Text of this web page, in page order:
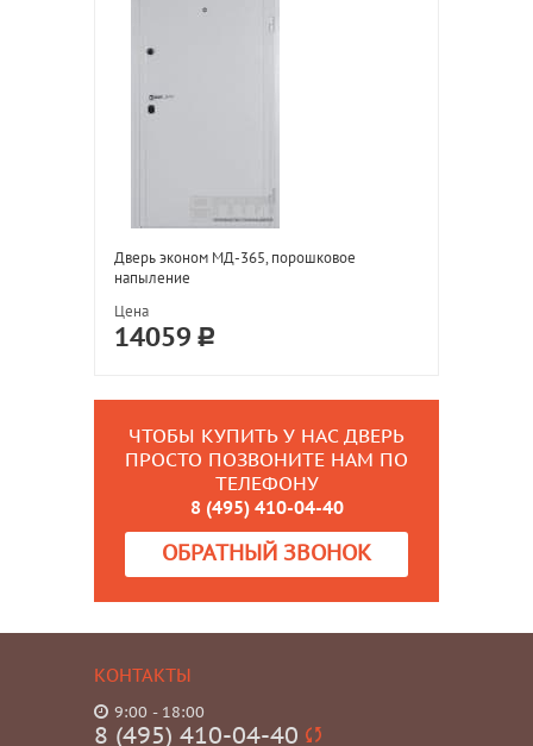
Дверь эконом МД-365, порошковое
напыление
Цена
14059
ЧТОБЫ КУПИТЬ У НАС ДВЕРЬ
ПРОСТО ПОЗВОНИТЕ НАМ ПО
ТЕЛЕФОНУ
8 (495) 410-04-40
ОБРАТНЫЙ ЗВОНОК
КОНТАКТЫ
9:00 - 18:00
8 (495) 410-04-40